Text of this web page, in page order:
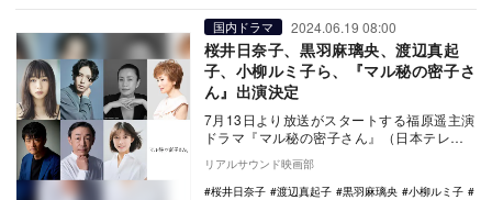
国内ドラマ 2024.06.19 08:00
桜井日奈子、黒羽麻璃央、渡辺真起
子、小柳ルミ子ら、『マル秘の密子さ
ん』出演決定
7月13日より放送がスタートする福原遥主演
ドラマ『マル秘の密子さん』（日本テレビ
系）の追加キャストとして、小柳ルミ子、
神保悟志、…
リアルサウンド映画部
桜井日奈子
渡辺真起子 黒羽麻璃央
小柳ルミ子